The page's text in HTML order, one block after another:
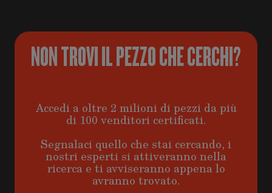
NON TROVI IL PEZZO CHE CERCHI?
Accedi a oltre 2 milioni di pezzi da più
di 100 venditori certificati.
Segnalaci quello che stai cercando, i
nostri esperti si attiveranno nella
ricerca e ti avviseranno appena lo
avranno trovato.